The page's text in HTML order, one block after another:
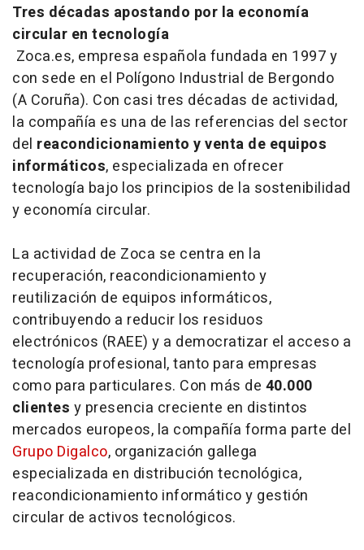
Tres décadas apostando por la economía
circular en tecnología
Zoca.es, empresa española fundada en 1997 y
con sede en el Polígono Industrial de Bergondo
(A Coruña). Con casi tres décadas de actividad,
la compañía es una de las referencias del sector
del reacondicionamiento y venta de equipos
informáticos, especializada en ofrecer
tecnología bajo los principios de la sostenibilidad
y economía circular.
La actividad de Zoca se centra en la
recuperación, reacondicionamiento y
reutilización de equipos informáticos,
contribuyendo a reducir los residuos
electrónicos (RAEE) y a democratizar el acceso a
tecnología profesional, tanto para empresas
como para particulares. Con más de 40.000
clientes y presencia creciente en distintos
mercados europeos, la compañía forma parte del
Grupo Digalco, organización gallega
especializada en distribución tecnológica,
reacondicionamiento informático y gestión
circular de activos tecnológicos.